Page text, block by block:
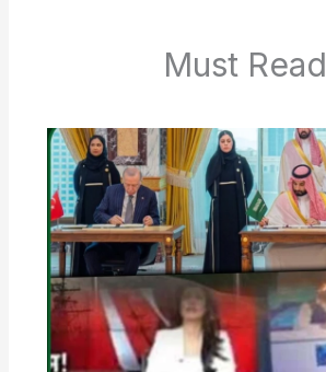
Must Read